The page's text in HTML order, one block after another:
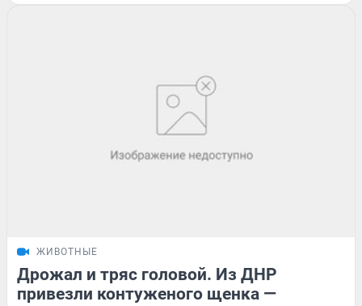
ЖИВОТНЫЕ
Дрожал и тряс головой. Из ДНР
привезли контуженого щенка —